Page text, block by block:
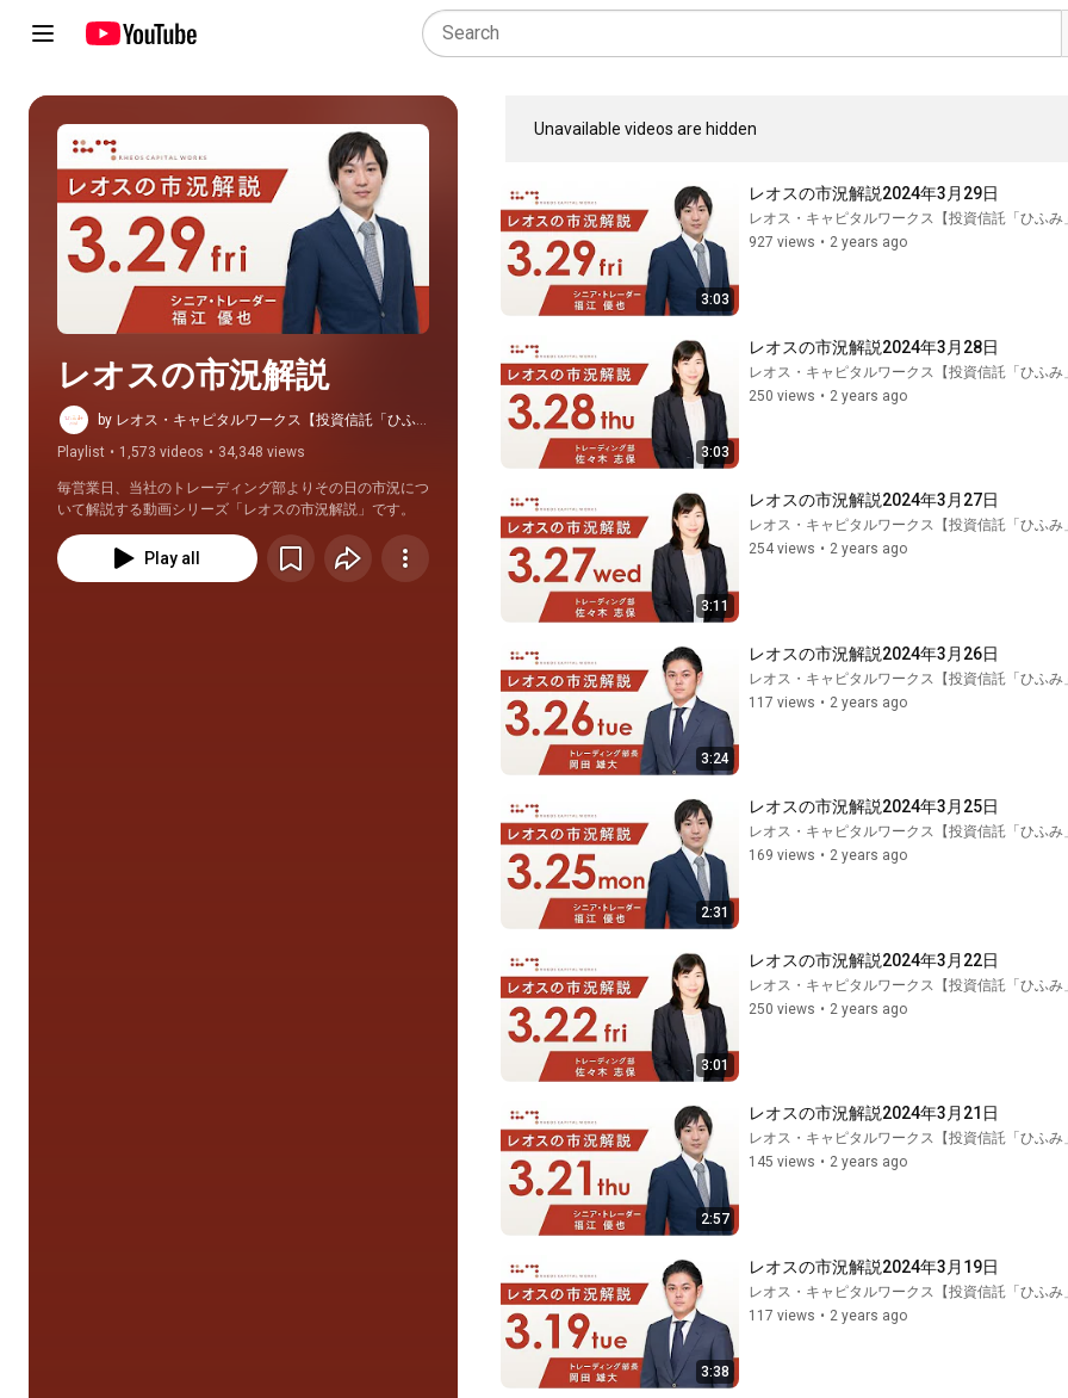
Unavailable videos are hidden
レオスの市況解説
by レオス・キャピタルワークス【投資信託「ひふ
Playlist • 1,573 videos • 34,348 views
毎営業日、当社のトレーディング部よりその日の市況につ
いて解説する動画シリーズ「レオスの市況解説」です。
Play all
3:03
レオスの市況解説2024年3月29日
レオス・キャピタルワークス【投資信託「ひふみ
927 views • 2 years ago
3:03
レオスの市況解説2024年3月28日
レオス・キャピタルワークス【投資信託「ひふみ
250 views • 2 years ago
3:11
レオスの市況解説2024年3月27日
レオス・キャピタルワークス【投資信託「ひふみ
254 views • 2 years ago
3:24
レオスの市況解説2024年3月26日
レオス・キャピタルワークス【投資信託「ひふみ
117 views • 2 years ago
2:31
レオスの市況解説2024年3月25日
レオス・キャピタルワークス【投資信託「ひふみ
169 views • 2 years ago
3:01
レオスの市況解説2024年3月22日
レオス・キャピタルワークス【投資信託「ひふみ
250 views • 2 years ago
2:57
レオスの市況解説2024年3月21日
レオス・キャピタルワークス【投資信託「ひふみ
145 views • 2 years ago
3:38
レオスの市況解説2024年3月19日
レオス・キャピタルワークス【投資信託「ひふみ
117 views • 2 years ago